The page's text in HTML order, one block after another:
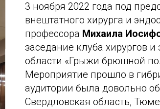
3 ноября 2022 года под
внештатного хирурга и
профессора Михаила
заседание клуба хирургов
области «Грыжи брюшной
Мероприятие прошло в
аудитории была довольно
Свердловская область,